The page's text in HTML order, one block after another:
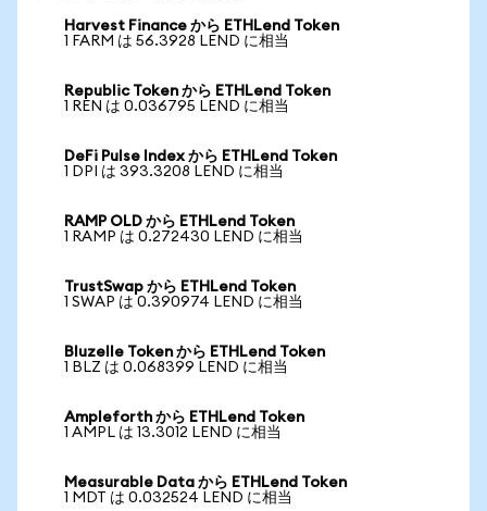
Harvest Finance から ETHLend Token
1 FARM は 56.3928 LEND に相当
Republic Token から ETHLend Token
1 REN は 0.036795 LEND に相当
DeFi Pulse Index から ETHLend Token
1 DPI は 393.3208 LEND に相当
RAMP OLD から ETHLend Token
1 RAMP は 0.272430 LEND に相当
TrustSwap から ETHLend Token
1 SWAP は 0.390974 LEND に相当
Bluzelle Token から ETHLend Token
1 BLZ は 0.068399 LEND に相当
Ampleforth から ETHLend Token
1 AMPL は 13.3012 LEND に相当
Measurable Data から ETHLend Token
1 MDT は 0.032524 LEND に相当